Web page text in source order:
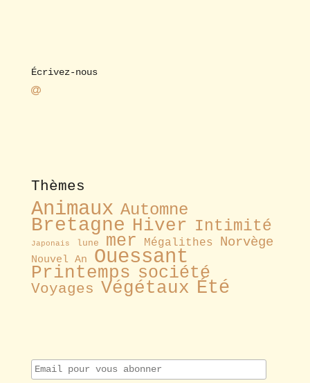
Écrivez-nous
Thèmes
Animaux Automne
Bretagne Hiver Intimité
Japonais lune mer Mégalithes Norvège
Nouvel An Ouessant
Printemps société
Voyages Végétaux Été
E
m